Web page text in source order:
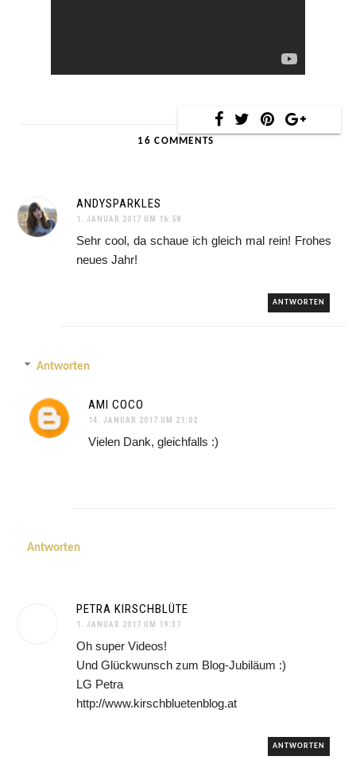
16 COMMENTS
ANDYSPARKLES
1. JANUAR 2017 UM 16:58
Sehr cool, da schaue ich gleich mal rein! Frohes
neues Jahr!
ANTWORTEN
Antworten
AMI COCO
14. JANUAR 2017 UM 21:02
Vielen Dank, gleichfalls :)
Antworten
PETRA KIRSCHBLÜTE
1. JANUAR 2017 UM 19:37
Oh super Videos!
Und Glückwunsch zum Blog-Jubiläum :)
LG Petra
http://www.kirschbluetenblog.at
ANTWORTEN